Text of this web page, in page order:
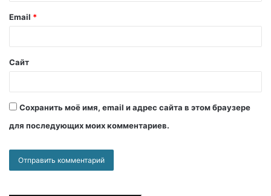
Email *
Сайт
Сохранить моё имя, email и адрес сайта в этом браузере
для последующих моих комментариев.